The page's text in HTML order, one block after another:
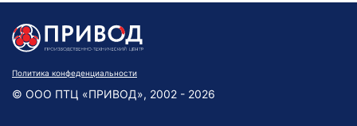
Политика конфеденциальности
© ООО ПТЦ «ПРИВОД», 2002 - 2026